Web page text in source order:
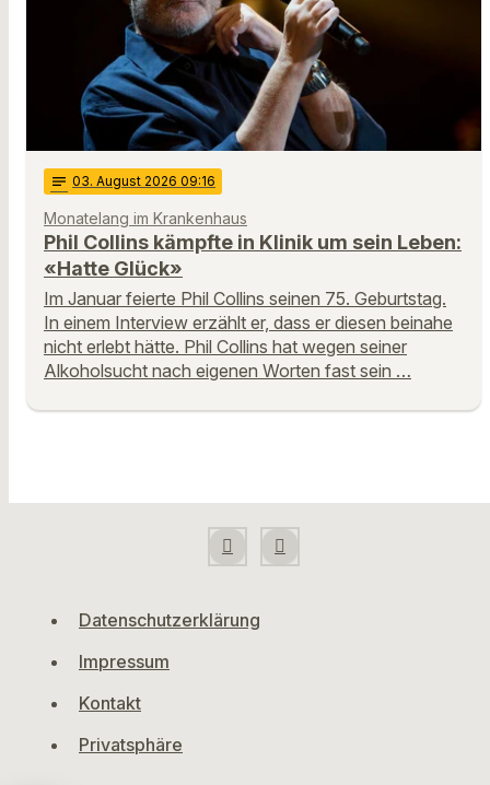
notes 03. August 2026 09:16
Monatelang im Krankenhaus
Phil Collins kämpfte in Klinik um sein Leben:
«Hatte Glück»
Im Januar feierte Phil Collins seinen 75. Geburtstag.
In einem Interview erzählt er, dass er diesen beinahe
nicht erlebt hätte. Phil Collins hat wegen seiner
Alkoholsucht nach eigenen Worten fast sein …
Datenschutzerklärung
Impressum
Kontakt
Privatsphäre